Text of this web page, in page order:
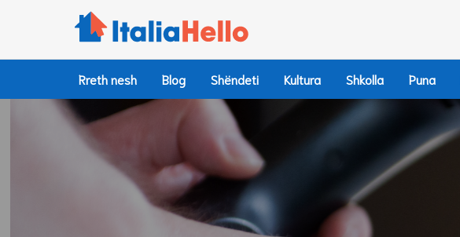
Rreth nesh Blog Shëndeti Kultura Shkolla Puna